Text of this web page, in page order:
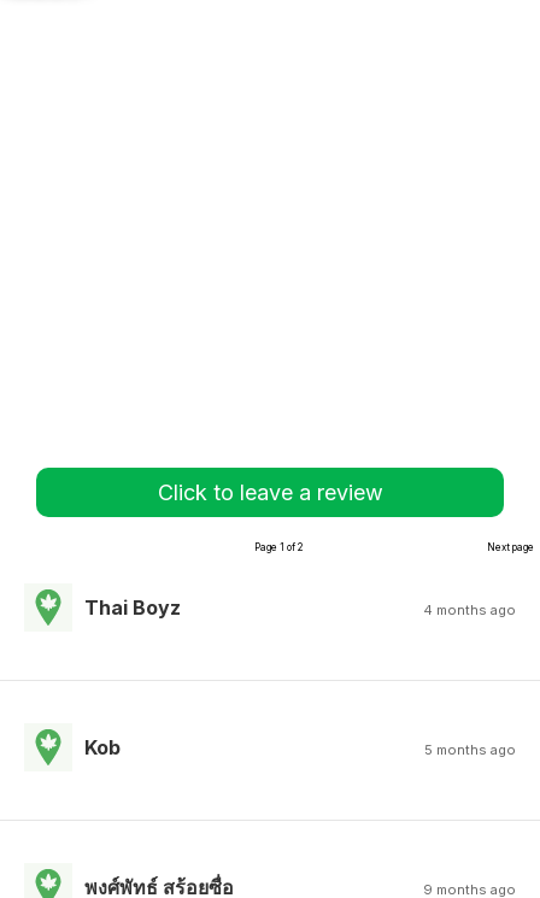
Click to leave a review
Page 1 of 2 Next page
Thai Boyz 4 months ago
Kob 5 months ago
พงศ์พัทธ์ สร้อยซื่อ 9 months ago